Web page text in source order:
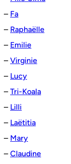
– Fa
– Raphaëlle
– Emilie
– Virginie
– Lucy
– Tri-Koala
– Lilli
– Laëtitia
– Mary
– Claudine